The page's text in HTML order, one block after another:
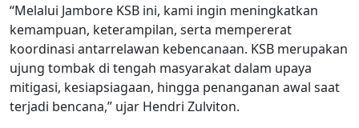
“Melalui Jambore KSB ini, kami ingin meningkatkan
kemampuan, keterampilan, serta mempererat
koordinasi antarrelawan kebencanaan. KSB merupakan
ujung tombak di tengah masyarakat dalam upaya
mitigasi, kesiapsiagaan, hingga penanganan awal saat
terjadi bencana,” ujar Hendri Zulviton.